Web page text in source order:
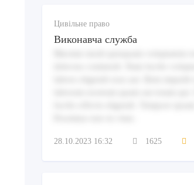
Цивільне право
Виконавча служба
28.10.2023 16:32 1625